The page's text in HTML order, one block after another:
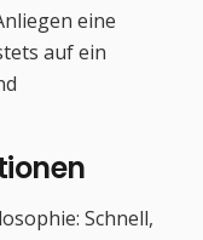
eine
auf ein
Schnell,